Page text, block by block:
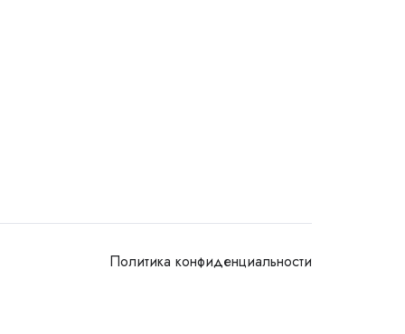
Политика конфиденциальности